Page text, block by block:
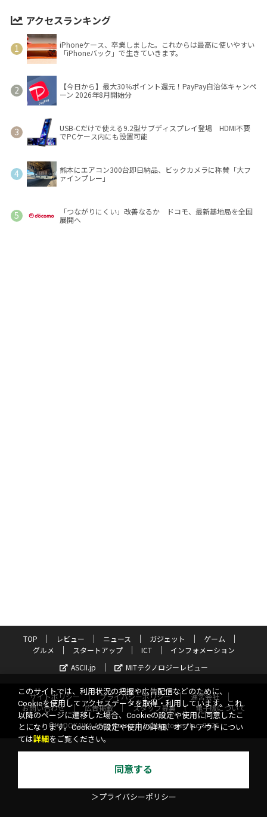
アクセスランキング
iPhoneケース、卒業しました。これからは最高に使いやすい
「iPhoneバック」で生きていきます。
【今日から】最大30％ポイント還元！PayPay自治体キャンペ
ーン 2026年8月開始分
USB-Cだけで使える9.2型サブディスプレイ登場 HDMI不要
でPCケース内にも設置可能
熊本にエアコン300台即日納品、ビックカメラに称賛「大フ
ァインプレー」
「つながりにくい」改善なるか ドコモ、最新基地局を全国
展開へ
TOP レビュー ニュース ガジェット
ゲーム
グルメ
スタートアップ ICT
インフォメーション
ASCII.jp
MITテクノロジーレビュー
サイトポリシー プライバシーポリシー
運営会社
お問い合わせ
広告掲載 スタッフ募集
電子版について
©KADOKAWA ASCII Research Laboratories, Inc. 2026
このサイトでは、利用状況の把握や広告配信などのために、
Cookieを使用してアクセスデータを取得・利用しています。これ
以降のページに遷移した場合、Cookieの設定や使用に同意したこ
とになります。Cookieの設定や使用の詳細、オプトアウトについ
ては詳細 をご覧ください。
同意する
＞プライバシーポリシー